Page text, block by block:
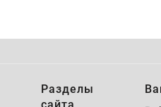
Разделы